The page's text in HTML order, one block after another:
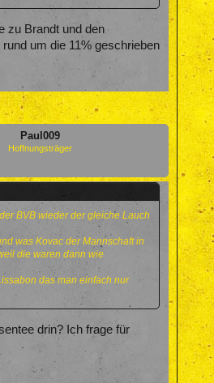
zu Brandt und den
um die 11% geschrieben
Paul009
Hoffnungsträger
BVB wieder der gleiche Lauch
was Kovac der Mannschaft in
die waren dann wie
das man einfach nur
drin? Ich frage für